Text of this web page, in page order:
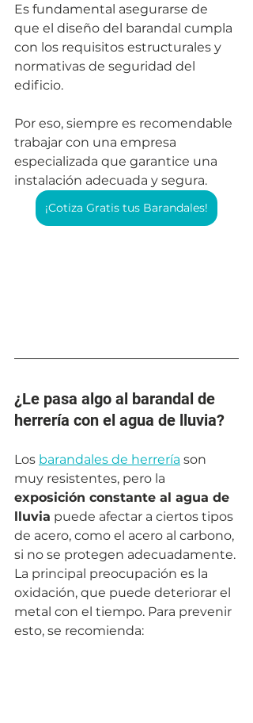
Es fundamental asegurarse de
que el diseño del barandal cumpla
con los requisitos estructurales y
normativas de seguridad del
edificio.
Por eso, siempre es recomendable
trabajar con una empresa
especializada que garantice una
instalación adecuada y segura.
¡Cotiza Gratis tus Barandales!
¿Le pasa algo al barandal de
herrería con el agua de lluvia?
Los barandales de herrería son
muy resistentes, pero la
exposición constante al agua de
lluvia puede afectar a ciertos tipos
de acero, como el acero al carbono,
si no se protegen adecuadamente.
La principal preocupación es la
oxidación, que puede deteriorar el
metal con el tiempo. Para prevenir
esto, se recomienda: